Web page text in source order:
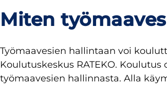
Miten
Työmaavesien hallintaan voi
Koulutuskeskus RATEKO.
työmaavesien hallinnasta. Alla